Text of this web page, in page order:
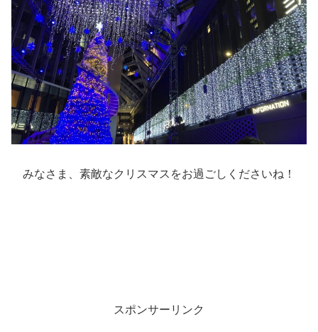
みなさま、素敵なクリスマスをお過ごしくださいね！
スポンサーリンク